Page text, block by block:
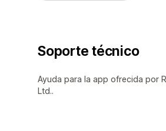
Soporte técnico
Ayuda para la app ofrecida por
Ltd..